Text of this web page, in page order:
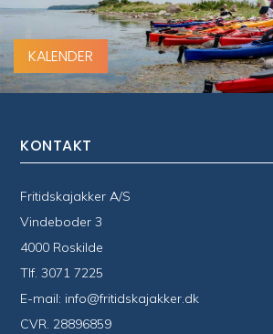
KALENDER
KONTAKT
Fritidskajakker A/S
Vindeboder 3
4000 Roskilde
Tlf.3071 7225
E-mail: info@fritidskajakker.dk
CVR. 28896859